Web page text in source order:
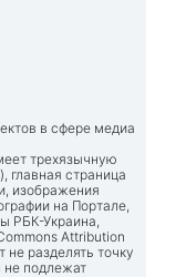
в сфере медиа
трехязычную
главная страница
изображения
на Портале,
РБК-Украина,
Attribution
разделять точку
подлежат